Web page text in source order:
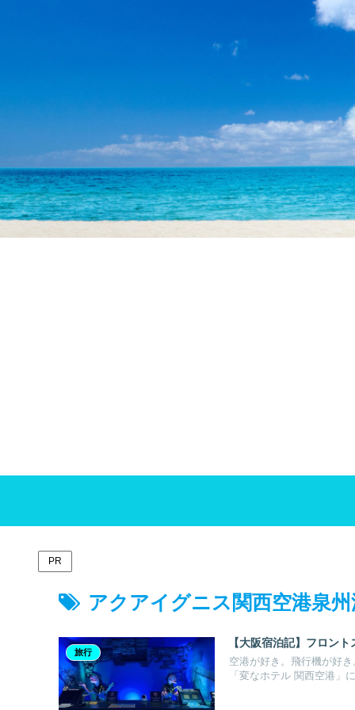
PR
アクアイグニス関西空港泉
旅行
【大阪宿泊記】フロン
空港が好き。飛行機が好
「変なホテル 関西空港」